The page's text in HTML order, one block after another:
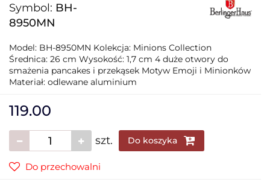
Symbol: BH-
8950MN
Model: BH-8950MN Kolekcja: Minions Collection
Średnica: 26 cm Wysokość: 1,7 cm 4 duże otwory do
smażenia pancakes i przekąsek Motyw Emoji i Minionków
Materiał: odlewane aluminium
119.00
szt. Do koszyka
Do przechowalni